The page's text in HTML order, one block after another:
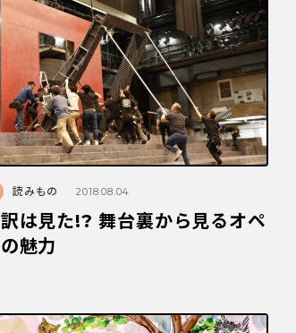
読みもの 2018.08.04
は見た!? 舞台裏から見るオペ
魅力